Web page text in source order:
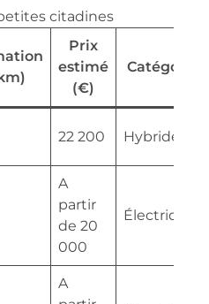
citadines
Prix
estimé
(€)
Catégorie
22 200 Hybride
A
partir
de 20
000
Électrique
A